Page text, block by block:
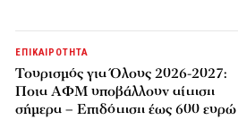
ΕΠΙΚΑΙΡΟΤΗΤΑ
Τουρισμός για Όλους 2026-2027:
Ποια ΑΦΜ υποβάλλουν αίτηση
σήμερα – Επιδότηση έως 600 ευρώ